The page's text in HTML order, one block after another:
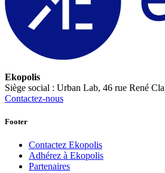
Ekopolis
Siège social : Urban Lab, 46 rue René
Contactez-nous
Footer
Contactez Ekopolis
Adhérez à Ekopolis
Partenaires